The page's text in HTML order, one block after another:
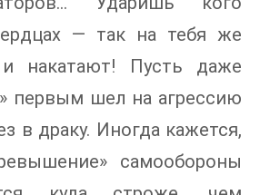
— так на тебя же
накатают! Пусть даже
первым шел на агрессию
в драку. Иногда кажется,
самообороны